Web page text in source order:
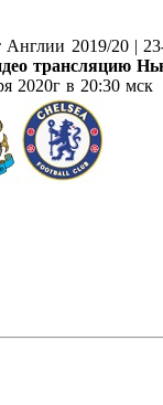
Англии 2019/20 |
трансляцию
2020г в 20:30 мск